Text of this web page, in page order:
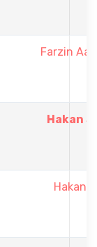
Farzin
Hakan
Hakan